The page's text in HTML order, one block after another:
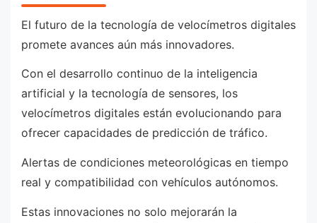
El futuro de la tecnología de velocímetros digitales
promete avances aún más innovadores.
Con el desarrollo continuo de la inteligencia
artificial y la tecnología de sensores, los
velocímetros digitales están evolucionando para
ofrecer capacidades de predicción de tráfico.
Alertas de condiciones meteorológicas en tiempo
real y compatibilidad con vehículos autónomos.
Estas innovaciones no solo mejorarán la